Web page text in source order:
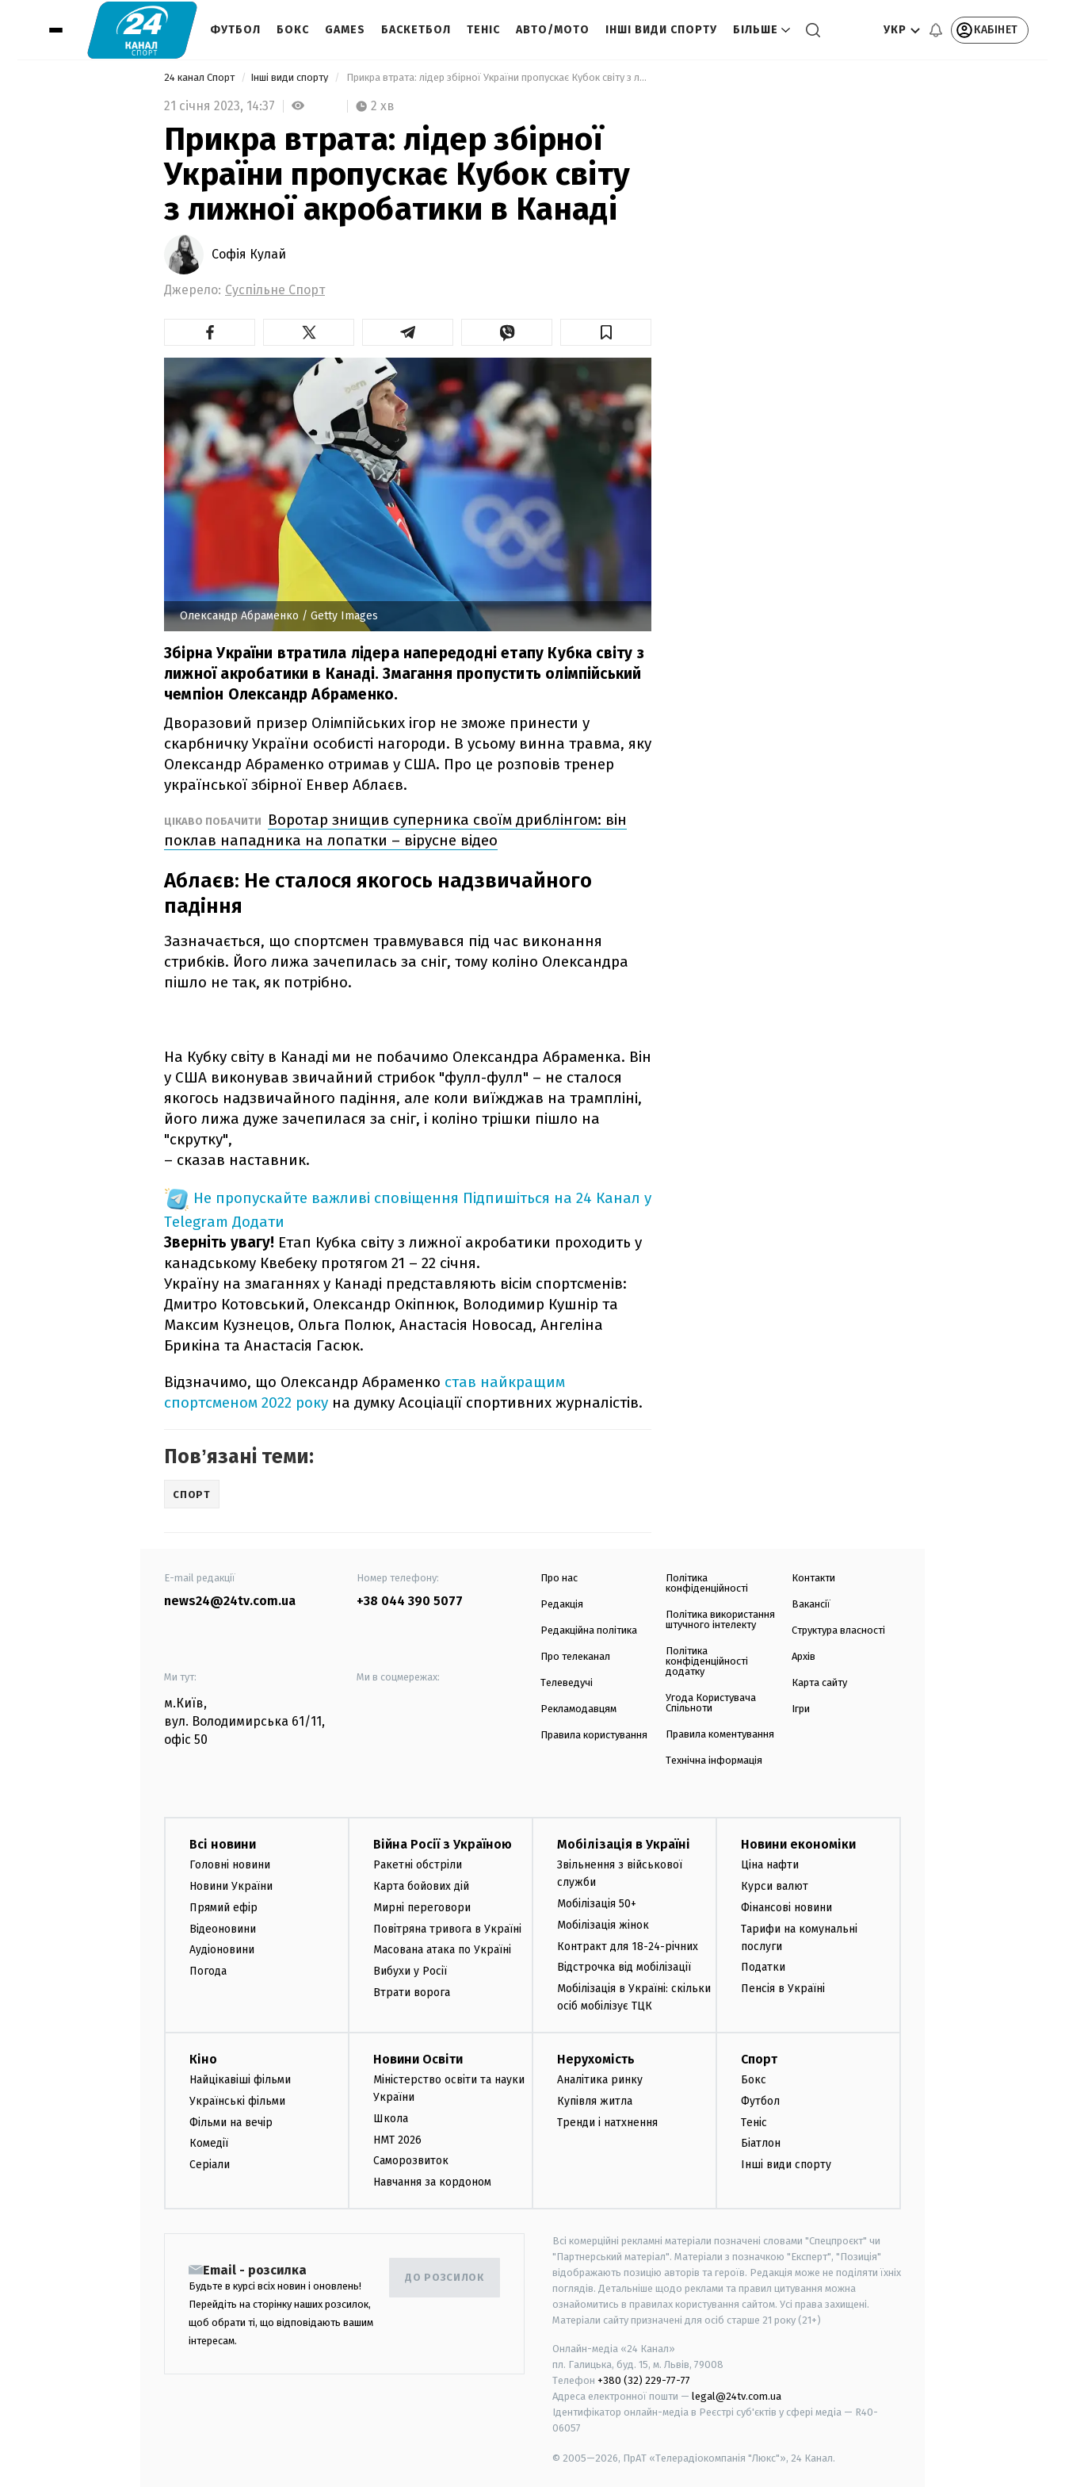
ФУТБОЛ БОКС GAMES БАСКЕТБОЛ ТЕНІС АВТО/МОТО ІНШІ ВИДИ СПОРТУ БІЛЬШЕ УКР КАБІНЕТ
24 канал Спорт Інші види спорту Прикра втрата: лідер збірної України пропускає Кубок світу з лижної акробатики в Канаді
21 січня 2023, 14:37 2 хв
Прикра втрата: лідер збірної
України пропускає Кубок світу
з лижної акробатики в Канаді
Софія Кулай
Джерело: Суспільне Спорт
Олександр Абраменко / Getty Images
Збірна України втратила лідера напередодні етапу Кубка світу з
лижної акробатики в Канаді. Змагання пропустить олімпійський
чемпіон Олександр Абраменко.
Дворазовий призер Олімпійських ігор не зможе принести у
скарбничку України особисті нагороди. В усьому винна травма, яку
Олександр Абраменко отримав у США. Про це розповів тренер
української збірної Енвер Аблаєв.
ЦІКАВО ПОБАЧИТИ
Воротар знищив суперника своїм дриблінгом: він
поклав нападника на лопатки – вірусне відео
Аблаєв: Не сталося якогось надзвичайного
падіння
Зазначається, що спортсмен травмувався під час виконання
стрибків. Його лижа зачепилась за сніг, тому коліно Олександра
пішло не так, як потрібно.
На Кубку світу в Канаді ми не побачимо Олександра Абраменка. Він
у США виконував звичайний стрибок "фулл-фулл" – не сталося
якогось надзвичайного падіння, але коли виїжджав на трампліні,
його лижа дуже зачепилася за сніг, і коліно трішки пішло на
"скрутку",
– сказав наставник.
Не пропускайте важливі сповіщення Підпишіться на 24 Канал у
Telegram Додати
Зверніть увагу! Етап Кубка світу з лижної акробатики проходить у
канадському Квебеку протягом 21 – 22 січня.
Україну на змаганнях у Канаді представляють вісім спортсменів:
Дмитро Котовський, Олександр Окіпнюк, Володимир Кушнір та
Максим Кузнецов, Ольга Полюк, Анастасія Новосад, Ангеліна
Брикіна та Анастасія Гасюк.
Відзначимо, що Олександр Абраменко став найкращим
спортсменом 2022 року на думку Асоціації спортивних журналістів.
Повʼязані теми:
СПОРТ
E-mail редакції
news24@24tv.com.ua
Номер телефону:
+38 044 390 5077
Ми тут:
м.Київ,
вул. Володимирська 61/11,
офіс 50
Ми в соцмережах:
Про нас
Редакція
Редакційна політика
Про телеканал
Телеведучі
Рекламодавцям
Правила користування
Політика
конфіденційності
Політика використання
штучного інтелекту
Політика
конфіденційності
додатку
Угода Користувача
Спільноти
Правила коментування
Технічна інформація
Контакти
Вакансії
Структура власності
Архів
Карта сайту
Ігри
Всі новини
Головні новини
Новини України
Прямий ефір
Відеоновини
Аудіоновини
Погода
Війна Росії з Україною
Ракетні обстріли
Карта бойових дій
Мирні переговори
Повітряна тривога в Україні
Масована атака по Україні
Вибухи у Росії
Втрати ворога
Мобілізація в Україні
Звільнення з військової
служби
Мобілізація 50+
Мобілізація жінок
Контракт для 18-24-річних
Відстрочка від мобілізації
Мобілізація в Україні: скільки
осіб мобілізує ТЦК
Новини економіки
Ціна нафти
Курси валют
Фінансові новини
Тарифи на комунальні
послуги
Податки
Пенсія в Україні
Кіно
Найцікавіші фільми
Українські фільми
Фільми на вечір
Комедії
Серіали
Новини Освіти
Міністерство освіти та науки
України
Школа
НМТ 2026
Саморозвиток
Навчання за кордоном
Нерухомість
Аналітика ринку
Купівля житла
Тренди і натхнення
Спорт
Бокс
Футбол
Теніс
Біатлон
Інші види спорту
Email - розсилка
Будьте в курсі всіх новин і оновлень!
Перейдіть на сторінку наших розсилок,
щоб обрати ті, що відповідають вашим
інтересам.
ДО РОЗСИЛОК
Всі комерційні рекламні матеріали позначені словами "Спецпроєкт" чи
"Партнерський матеріал". Матеріали з позначкою "Експерт", "Позиція"
відображають позицію авторів та героїв. Редакція може не поділяти їхніх
поглядів. Детальніше щодо реклами та правил цитування можна
ознайомитись в правилах користування сайтом. Усі права захищені.
Матеріали сайту призначені для осіб старше 21 року (21+)
Онлайн-медіа «24 Канал»
пл. Галицька, буд. 15, м. Львів, 79008
Телефон +380 (32) 229-77-77
Адреса електронної пошти — legal@24tv.com.ua
Ідентифікатор онлайн-медіа в Реєстрі суб'єктів у сфері медіа — R40-
06057
© 2005—2026, ПрАТ «Телерадіокомпанія "Люкс"», 24 Канал.